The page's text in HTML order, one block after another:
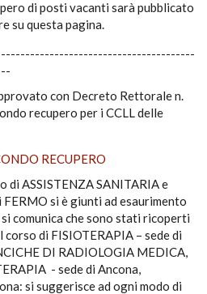
di posti vacanti sarà pubblicato
su questa pagina.
con Decreto Rettorale n.
recupero per i CCLL delle
RECUPERO
di ASSISTENZA SANITARIA e
si è giunti ad esaurimento
comunica che sono stati ricoperti
di FISIOTERAPIA – sede di
DI RADIOLOGIA MEDICA,
- sede di Ancona,
si suggerisce ad ogni modo di